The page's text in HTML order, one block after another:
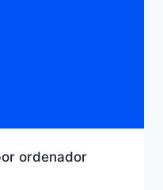
ordenador